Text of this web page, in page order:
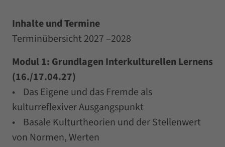
Inhalte und Termine
Terminübersicht 2027 –2028
Modul 1: Grundlagen Interkulturellen Lernens
(16./17.04.27)
• Das Eigene und das Fremde als
kulturreflexiver Ausgangspunkt
• Basale Kulturtheorien und der Stellenwert
von Normen, Werten